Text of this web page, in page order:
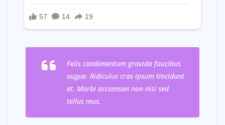
Felis condimentum gravida faucibus
augue. Ridiculus cras ipsum tincidunt
et. Morbi accumsan non nisi sed
tellus mus.